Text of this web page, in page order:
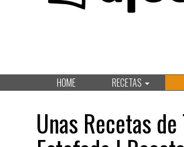
HOME RECETAS
Unas Recetas